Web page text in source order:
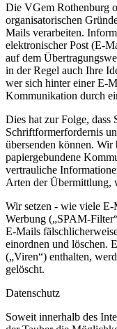
Die VGem Rothenburg
organisatorischen
Mails verarbeiten.
elektronischer Post (E-
auf dem
in der Regel auch Ihre
wer sich hinter einer E-
Kommunikation durch
Dies hat zur Folge, dass
Schriftformerfordernis
übersenden können.
papiergebundene
vertrauliche
Arten der Übermittlung,
​Wir setzen - wie viele
Werbung („SPAM-
E-Mails
einordnen und löschen.
(„Viren“) enthalten,
gelöscht.
Datenschutz
Soweit innerhalb des